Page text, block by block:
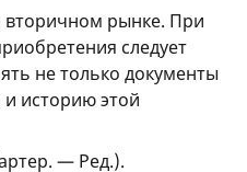
вторичном рынке. При
следует
не только документы
историю этой
— Ред.).